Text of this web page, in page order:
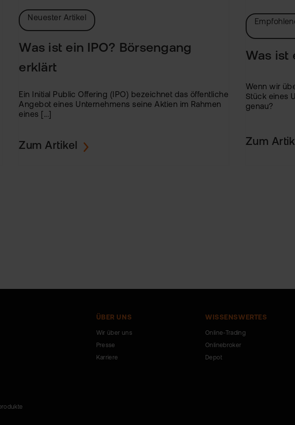
Neuester Artikel
Was ist ein IPO? Börsengang
erklärt
Ein Initial Public Offering (IPO) bezeichnet das öffentliche
Angebot eines Unternehmens seine Aktien im Rahmen
eines [...]
Zum Artikel
Was ist
Wenn wir
Stück eines
genau?
Zum
ÜBER UNS
Wir über uns
Presse
Karriere
WISSENSWERTES
Online-Trading
Onlinebroker
Depot